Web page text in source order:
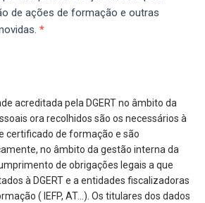
de ações de formação e outras
*
acreditada pela DGERT no âmbito da
ora recolhidos são os necessários à
certificado de formação e são
no âmbito da gestão interna da
de obrigações legais a que
à DGERT e a entidades fiscalizadoras
( IEFP, AT…). Os titulares dos dados